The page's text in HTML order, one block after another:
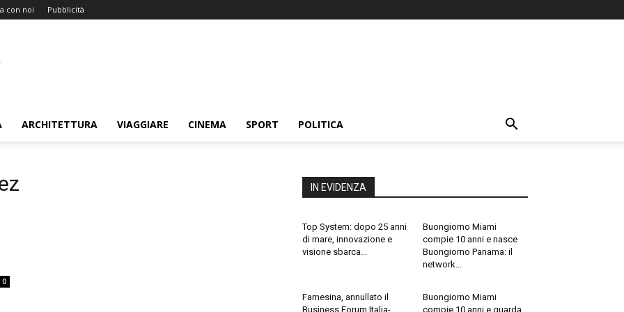
con noi Pubblicità
ARCHITETTURA VIAGGIARE CINEMA SPORT POLITICA
0
IN EVIDENZA
Top System: dopo 25 anni
di mare, innovazione e
visione sbarca...
Buongiorno Miami
compie 10 anni e nasce
Buongiorno Panama: il
network...
Farnesina, annullato il
Business Forum Italia-
Buongiorno Miami
compie 10 anni e guarda